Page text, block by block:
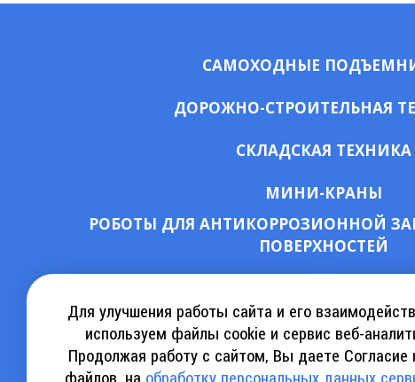
САМОХОДНЫЕ
ДОРОЖНО-СТРОИТЕЛЬНАЯ
СКЛАДСКАЯ ТЕХНИКА
МИНИ-КРАНЫ
РОБОТЫ ДЛЯ АНТИКОРРОЗИОННОЙ
ПОВЕРХНОСТЕЙ
СКАЧАТЬ КАТАЛОГ АРЕНДЫ
СКАЧАТЬ КАТАЛОГ SINOBOOM
Для улучшения работы сайта и его
используем файлы cookie и сервис веб-
Продолжая работу с сайтом, Вы даете Согласие
файлов, на обработку персональных данных